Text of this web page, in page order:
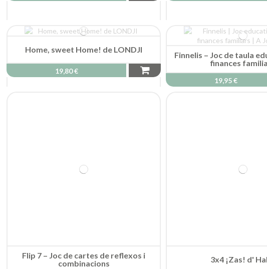
Home, sweet Home! de LONDJI
19,80 €
Finnelis – Joc de taula
finances
19,95 €
3x4 ¡Zas! d'